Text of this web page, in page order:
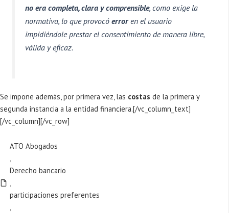
no era completa, clara y comprensible, como exige la
normativa, lo que provocóerroren el usuario
impidiéndole prestar el consentimiento de manera libre,
válida y eficaz.
Se impone además, por primera vez, las costas de la primera y
segunda instancia a la entidad financiera.[/vc_column_text]
[/vc_column][/vc_row]
ATO Abogados
,
Derecho bancario
,
participaciones preferentes
,